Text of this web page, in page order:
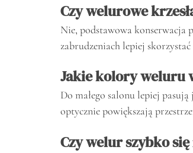
Czy welurowe
Nie, podstawowa konserwacja
zabrudzeniach lepiej skorzystać
Jakie kolory weluru
Do małego salonu lepiej
optycznie powiększają
Czy welur szybko